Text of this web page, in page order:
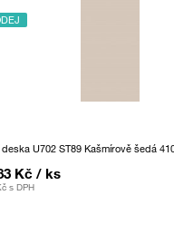
U702 ST89 Kašmírově šedá
Kč / ks
s DPH